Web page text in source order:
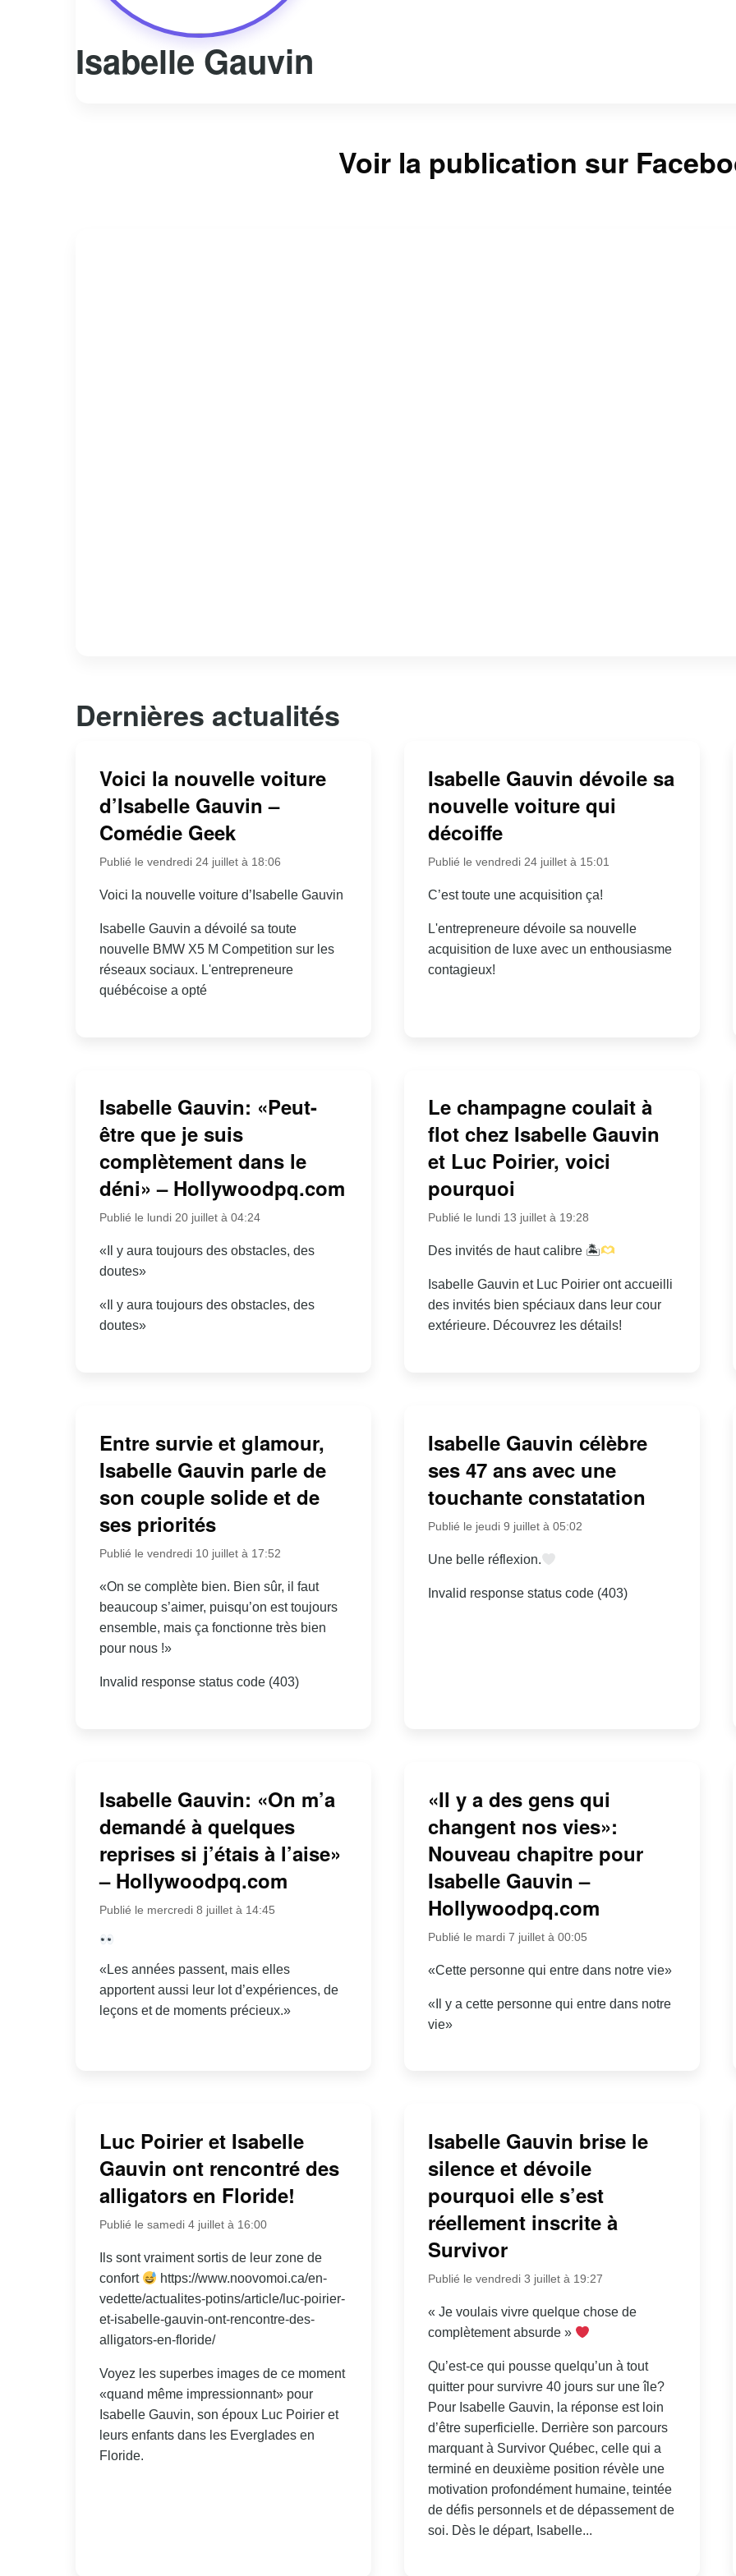
Isabelle Gauvin
Voir la publication sur
Dernières actualités
Voici la nouvelle voiture
d’Isabelle Gauvin –
Comédie Geek
Publié le vendredi 24 juillet à 18:06
Voici la nouvelle voiture d’Isabelle Gauvin
Isabelle Gauvin a dévoilé sa toute
nouvelle BMW X5 M Competition sur les
réseaux sociaux. L'entrepreneure
québécoise a opté
Isabelle Gauvin dévoile sa
nouvelle voiture qui
décoiffe
Publié le vendredi 24 juillet à 15:01
C’est toute une acquisition ça!
L'entrepreneure dévoile sa nouvelle
acquisition de luxe avec un enthousiasme
contagieux!
Isabelle Gauvin: «Peut-
être que je suis
complètement dans le
déni» – Hollywoodpq.com
Publié le lundi 20 juillet à 04:24
«Il y aura toujours des obstacles, des
doutes»
«Il y aura toujours des obstacles, des
doutes»
Le champagne coulait à
flot chez Isabelle Gauvin
et Luc Poirier, voici
pourquoi
Publié le lundi 13 juillet à 19:28
Des invités de haut calibre 🏝
Isabelle Gauvin et Luc Poirier ont accueilli
des invités bien spéciaux dans leur cour
extérieure. Découvrez les détails!
Entre survie et glamour,
Isabelle Gauvin parle de
son couple solide et de
ses priorités
Publié le vendredi 10 juillet à 17:52
«On se complète bien. Bien sûr, il faut
beaucoup s’aimer, puisqu’on est toujours
ensemble, mais ça fonctionne très bien
pour nous !»
Invalid response status code (403)
Isabelle Gauvin célèbre
ses 47 ans avec une
touchante constatation
Publié le jeudi 9 juillet à 05:02
Une belle réflexion.
Invalid response status code (403)
Isabelle Gauvin: «On m’a
demandé à quelques
reprises si j’étais à l’aise»
– Hollywoodpq.com
Publié le mercredi 8 juillet à 14:45
«Les années passent, mais elles
apportent aussi leur lot d’expériences, de
leçons et de moments précieux.»
«Il y a des gens qui
changent nos vies»:
Nouveau chapitre pour
Isabelle Gauvin –
Hollywoodpq.com
Publié le mardi 7 juillet à 00:05
«Cette personne qui entre dans notre vie»
«Il y a cette personne qui entre dans notre
vie»
Luc Poirier et Isabelle
Gauvin ont rencontré des
alligators en Floride!
Publié le samedi 4 juillet à 16:00
Ils sont vraiment sortis de leur zone de
confort
https://www.noovomoi.ca/en-
vedette/actualites-potins/article/luc-poirier-
et-isabelle-gauvin-ont-rencontre-des-
alligators-en-floride/
Voyez les superbes images de ce moment
«quand même impressionnant» pour
Isabelle Gauvin, son époux Luc Poirier et
leurs enfants dans les Everglades en
Floride.
Isabelle Gauvin brise le
silence et dévoile
pourquoi elle s’est
réellement inscrite à
Survivor
Publié le vendredi 3 juillet à 19:27
« Je voulais vivre quelque chose de
complètement absurde »
Qu’est-ce qui pousse quelqu’un à tout
quitter pour survivre 40 jours sur une île?
Pour Isabelle Gauvin, la réponse est loin
d’être superficielle. Derrière son parcours
marquant à Survivor Québec, celle qui a
terminé en deuxième position révèle une
motivation profondément humaine, teintée
de défis personnels et de dépassement de
soi. Dès le départ, Isabelle...